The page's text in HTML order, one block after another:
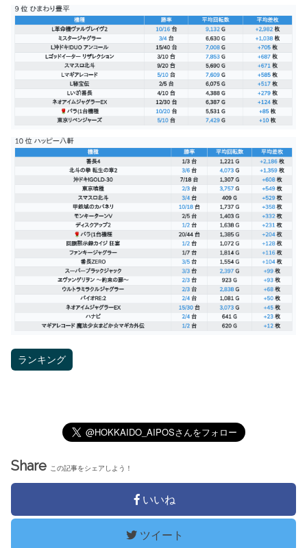
ランキング
Share この記事をシェアしよう！
いいね
ツイート